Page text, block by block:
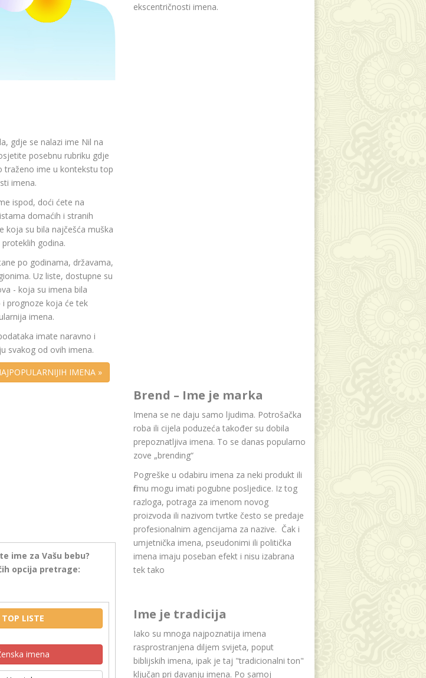
gdje se nalazi ime Nil na
posebnu rubriku gdje
traženo ime u kontekstu top
imena.
ispod, doći ćete na
domaćih i stranih
koja su bila najčešća muška
godina.
po godinama, državama,
Uz liste, dostupne su
- koja su imena bila
i prognoze koja će tek
imena.
imate naravno i
svakog od ovih imena.
IMENA »
ime za Vašu bebu?
opcija pretrage:
TOP LISTE
imena
ekscentričnosti imena.
Brend – Ime je marka
Imena se ne daju samo ljudima. Potrošačka
roba ili cijela poduzeća također su dobila
prepoznatljiva imena. To se danas popularno
zove „brending“
Pogreške u odabiru imena za neki produkt ili
firmu mogu imati pogubne posljedice. Iz tog
razloga, potraga za imenom novog
proizvoda ili nazivom tvrtke često se predaje
profesionalnim agencijama za nazive. Čak i
umjetnička imena, pseudonimi ili politička
imena imaju poseban efekt i nisu izabrana
tek tako
Ime je tradicija
Iako su mnoga najpoznatija imena
rasprostranjena diljem svijeta, poput
biblijskih imena, ipak je taj "tradicionalni ton"
ključan pri davanju imena. Po samoj